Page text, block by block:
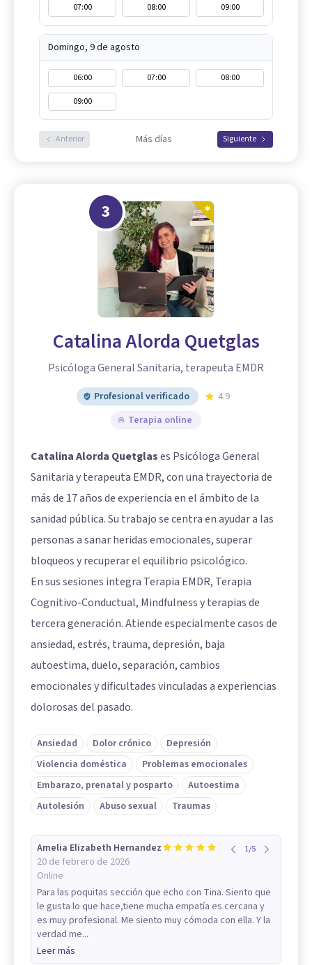
07:00
08:00 09:00
Domingo, 9 de agosto
06:00 07:00
08:00
09:00
Anterior Más días Siguiente
3
Catalina Alorda Quetglas
Psicóloga General Sanitaria, terapeuta EMDR
Profesional verificado
4.9
Terapia online
Catalina Alorda Quetglases Psicóloga General
Sanitaria y terapeuta EMDR, con una trayectoria de
más de 17 años de experiencia en el ámbito de la
sanidad pública. Su trabajo se centra en ayudar a las
personas a sanar heridas emocionales, superar
bloqueos y recuperar el equilibrio psicológico.
En sus sesiones integra Terapia EMDR, Terapia
Cognitivo-Conductual, Mindfulness y terapias de
tercera generación. Atiende especialmente casos de
ansiedad, estrés, trauma, depresión, baja
autoestima, duelo, separación, cambios
emocionales y dificultades vinculadas a experiencias
dolorosas del pasado.
Ansiedad Dolor crónico
Depresión
Violencia doméstica
Problemas emocionales
Embarazo, prenatal y posparto
Autoestima
Autolesión
Abuso sexual Traumas
Amelia Elizabeth Hernandez
20 de febrero de 2026
Online
1/5
Para las poquitas sección que echo con Tina. Siento que
le gusta lo que hace,tiene mucha empatía es cercana y
es muy profesional. Me siento muy cómoda con ella. Y la
verdad me...
Leer más